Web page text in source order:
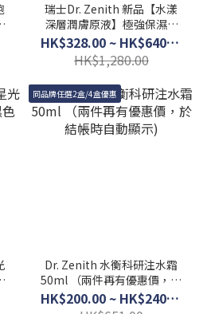
瑞士Dr. Zenith 新品【水漾
深層潤膚原液】極強保濕｜
緊緻抗皺 30ml
HK$328.00 ~ HK$640.00
HK$1,280.00
同品牌任選2盒/4盒優惠
Dr. Zenith 水衡科研注水霜
50ml （兩件再有優惠價，於
結帳時自動顯示)
HK$200.00 ~ HK$240.00